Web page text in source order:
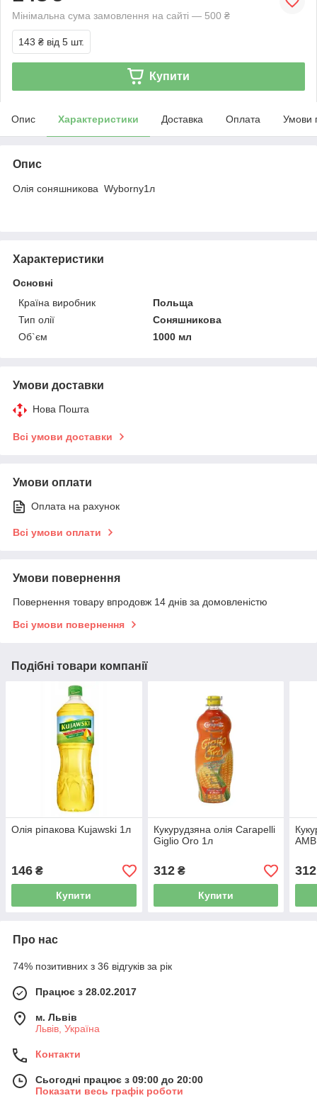
Мінімальна сума замовлення на сайті — 500 ₴
143 ₴ від 5 шт.
Купити
Опис Характеристики Доставка Оплата Умови
Опис
Олія соняшникова Wyborny1л
Характеристики
Основні
Країна виробник
Польща
Тип олії
Соняшникова
Об`єм
1000 мл
Умови доставки
Нова Пошта
Всі умови доставки
Умови оплати
Оплата на рахунок
Всі умови оплати
Умови повернення
Повернення товару впродовж 14 днів за домовленістю
Всі умови повернення
Подібні товари компанії
Олія ріпакова Kujawski 1л
146 ₴
Купити
Кукурудзяна олія Carapelli
Giglio Oro 1л
312₴
Купити
312
Про нас
74% позитивних з 36 відгуків за рік
Працює з 28.02.2017
м. Львів
Львів, Україна
Контакти
Сьогодні працює з 09:00 до 20:00
Показати весь графік роботи